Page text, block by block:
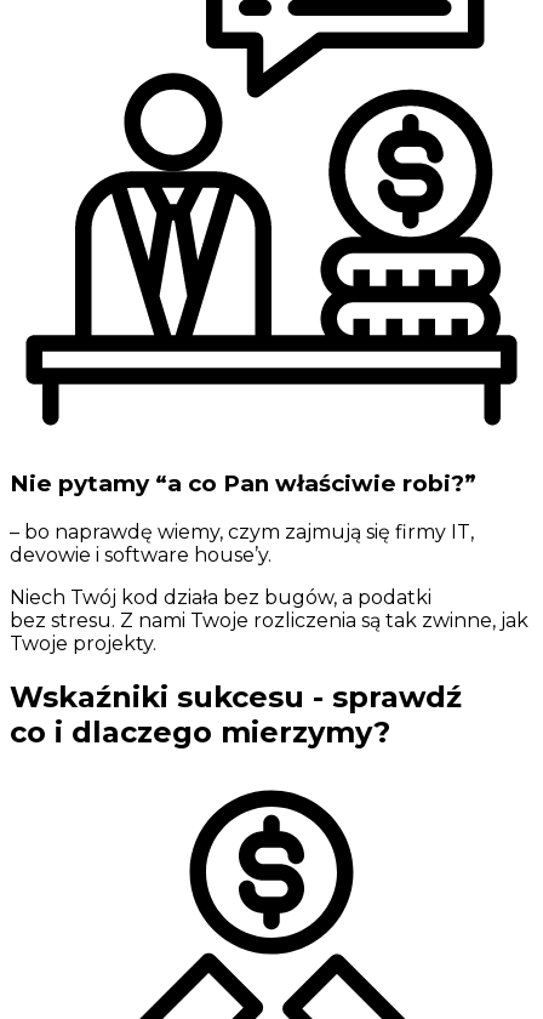
Nie pytamy “a co Pan właściwie robi?”
– bo naprawdę wiemy, czym zajmują się firmy IT,
devowie i software house’y.
Niech Twój kod działa bez bugów, a podatki
bez stresu. Z nami Twoje rozliczenia są tak zwinne, jak
Twoje projekty.
Wskaźniki sukcesu - sprawdź
co i dlaczego mierzymy?